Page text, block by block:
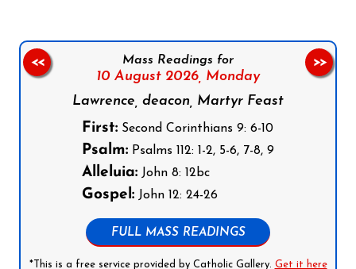
Mass Readings for
10 August 2026, Monday
Lawrence, deacon, Martyr Feast
First: Second Corinthians 9: 6-10
Psalm: Psalms 112: 1-2, 5-6, 7-8, 9
Alleluia: John 8: 12bc
Gospel: John 12: 24-26
FULL MASS READINGS
*This is a free service provided by Catholic Gallery. Get it here
<< >>